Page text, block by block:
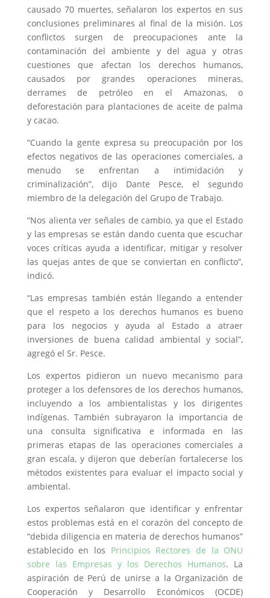
causado 70 muertes, señalaron los expertos en sus
conclusiones preliminares al final de la misión. Los
conflictos surgen de preocupaciones ante la
contaminación del ambiente y del agua y otras
cuestiones que afectan los derechos humanos,
causados por grandes operaciones mineras,
derrames de petróleo en el Amazonas, o
deforestación para plantaciones de aceite de palma
y cacao.
“Cuando la gente expresa su preocupación por los
efectos negativos de las operaciones comerciales, a
menudo se enfrentan a intimidación y
criminalización”, dijo Dante Pesce, el segundo
miembro de la delegación del Grupo de Trabajo.
“Nos alienta ver señales de cambio, ya que el Estado
y las empresas se están dando cuenta que escuchar
voces críticas ayuda a identificar, mitigar y resolver
las quejas antes de que se conviertan en conflicto”,
indicó.
“Las empresas también están llegando a entender
que el respeto a los derechos humanos es bueno
para los negocios y ayuda al Estado a atraer
inversiones de buena calidad ambiental y social”,
agregó el Sr. Pesce.
Los expertos pidieron un nuevo mecanismo para
proteger a los defensores de los derechos humanos,
incluyendo a los ambientalistas y los dirigentes
indígenas. También subrayaron la importancia de
una consulta significativa e informada en las
primeras etapas de las operaciones comerciales a
gran escala, y dijeron que deberían fortalecerse los
métodos existentes para evaluar el impacto social y
ambiental.
Los expertos señalaron que identificar y enfrentar
estos problemas está en el corazón del concepto de
“debida diligencia en materia de derechos humanos”
establecido en los Principios Rectores de la ONU
sobre las Empresas y los Derechos Humanos. La
aspiración de Perú de unirse a la Organización de
Cooperación y Desarrollo Económicos (OCDE)